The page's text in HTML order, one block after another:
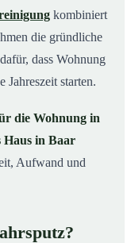
kombiniert
die gründliche
dass Wohnung
Jahreszeit starten.
die Wohnung in
in Baar
Aufwand und